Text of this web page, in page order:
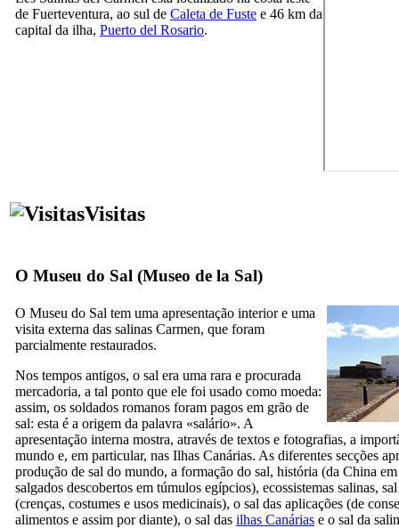
de Fuerteventura, ao sul de Caleta de Fuste e 46 km da
capital da ilha, Puerto del Rosario.
Visitas
O Museu do Sal (Museo de la Sal)
O Museu do Sal tem uma apresentação interior e uma
visita externa das salinas Carmen, que foram
parcialmente restaurados.
Nos tempos antigos, o sal era uma rara e procurada
mercadoria, a tal ponto que ele foi usado como moeda:
assim, os soldados romanos foram pagos em grão de
sal: esta é a origem da palavra «salário». A
apresentação interna mostra, através de textos e fotografias, a
mundo e, em particular, nas Ilhas Canárias. As diferentes secções
produção de sal do mundo, a formação do sal, história (da China
salgados descobertos em túmulos egípcios), ecossistemas salinas,
(crenças, costumes e usos medicinais), o sal das aplicações (de
alimentos e assim por diante), o sal das ilhas Canárias e o sal da